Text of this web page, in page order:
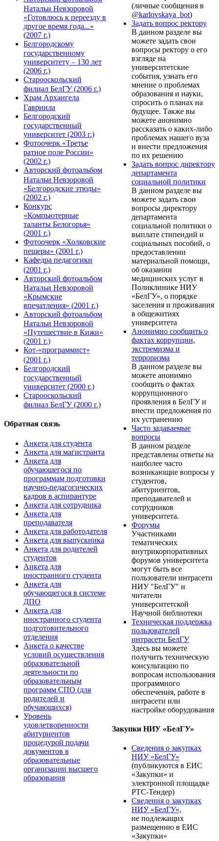
Натальи Невзоровой
«Готовлюсь к переезду в
другое время года...»
(2007 г.)
Белгородскому
государственному
университету – 130 лет
(2006 г.)
Старооскольский
филиал БелГУ (2006 г.)
Храм Архангела
Гавриила
Белгородский
государственный
университет (2003 г.)
Фотоочерк «Третье
ратное поле России»
(2002 г.)
Авторский фотоальбом
Натальи Невзоровой
«Белгородские этюды»
(2002 г.)
Конкурс
«Компьютерные
таланты Белогорья»
(2001 г.)
Фотоочерк «Холковские
пещеры» (2001 г.)
Кафедра педагогики
(2001 г.)
Авторский фотоальбом
Натальи Невзоровой
«Крымские
впечатления» (2001 г.)
Авторский фотоальбом
Натальи Невзоровой
«Путешествие в Кижи»
(2001 г.)
Кот-«программист»
(2001 г.)
Белгородский
государственный
университет (2000 г.)
Старооскольский
филиал БелГУ (2000 г.)
Обратная связь
Анкета для студента
Анкета для магистранта
Анкета для
обучающегося по
программам подготовки
научно-педагогических
кадров в аспирантуре
Анкета для сотрудника
Анкета для
преподавателя
Анкета для работодателя
Анкета для выпускника
Анкета для родителей
студентов
Анкета для
иностранного студента
Анкета для
обучающегося в системе
ДПО
Анкета для
иностранного студента
подготовительного
отделения
Анкета о качестве
условий осуществления
образовательной
деятельности по
образовательным
программ СПО (для
родителей и
обучающихся)
Уровень
удовлетворенности
абитуриентов
процедурой подачи
документов в
образовательные
организации высшего
образования
(личные сообщения в
@karlovskaya_bot)
Задать вопрос ректору
В данном разделе вы
можете задать свои
вопросы ректору о его
взгляде на
университетские
события, узнать его
мнение о проблемах
образования и науки,
спросить о планах на
будущее. Также вы
можете анонимно
рассказать о каких-либо
проблемах нашего вуза
и внести предложения
по их решению
Задать вопрос директору
департамента
социальной политики
В данном разделе вы
можете задать свои
вопросы директору
департамента
социальной политики о
выплате стипендий и
социальных пособий, о
предоставлении
материальной помощи,
об оказании
медицинских услуг в
Поликлинике НИУ
«БелГУ», о порядке
заселения и проживания
в общежитиях
университета
Анонимно сообщить о
фактах коррупции,
экстремизма и
терроризма
В данном разделе вы
можете анонимно
сообщить о фактах
коррупционного
проявления в БелГУ и
внести предложения по
их устранению
Часто задаваемые
вопросы
В данном разделе
представлены ответы на
наиболее часто
возникающие вопросы у
студентов,
абитуриентов,
преподавателей и
сотрудников
университета.
Форумы
Участниками
тематических
внутрикорпоративных
форумов университета
могут быть все
пользователи интрасети
НИУ "БелГУ" и
читатели
университетской
Научной библиотеки
Техническая поддержка
пользователей
интрасети БелГУ
Здесь вы можете
получить техническую
консультацию по
вопросам использования
программного
обеспечения, работе в
интрасети или
настройке оборудования
Закупки НИУ «БелГУ»
Сведения о закупках
НИУ «БелГУ»
(публикуются в ЕИС
«Закупки» и
электронной площадке
РТС-Тендер)
Сведения о закупках
НИУ «БелГУ»,
не подлежащих
размещению в ЕИС
«Закупки»